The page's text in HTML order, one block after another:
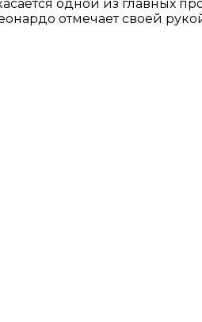
одной из главных
отмечает своей